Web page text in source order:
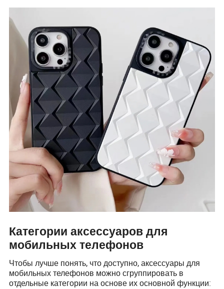
Категории аксессуаров для
мобильных телефонов
Чтобы лучше понять, что доступно, аксессуары для
мобильных телефонов можно сгруппировать в
отдельные категории на основе их основной функции: